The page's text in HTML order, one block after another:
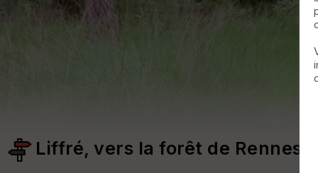
Liffré, vers la forêt de Rennes